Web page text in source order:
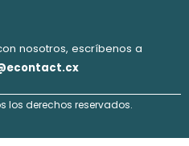
nosotros, escríbenos a
los derechos reservados.